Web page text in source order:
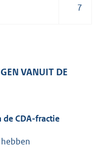
7
VANUIT DE
de CDA-fractie